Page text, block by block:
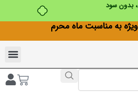
بدون سود
به مناسبت ماه محرم